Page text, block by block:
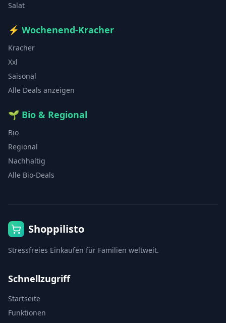
Salat
⚡ Wochenend-Kracher
Kracher
Xxl
Saisonal
Alle Deals anzeigen
🌱 Bio & Regional
Bio
Regional
Nachhaltig
Alle Bio-Deals
Shoppilisto
Stressfreies Einkaufen für Familien weltweit.
Schnellzugriff
Startseite
Funktionen